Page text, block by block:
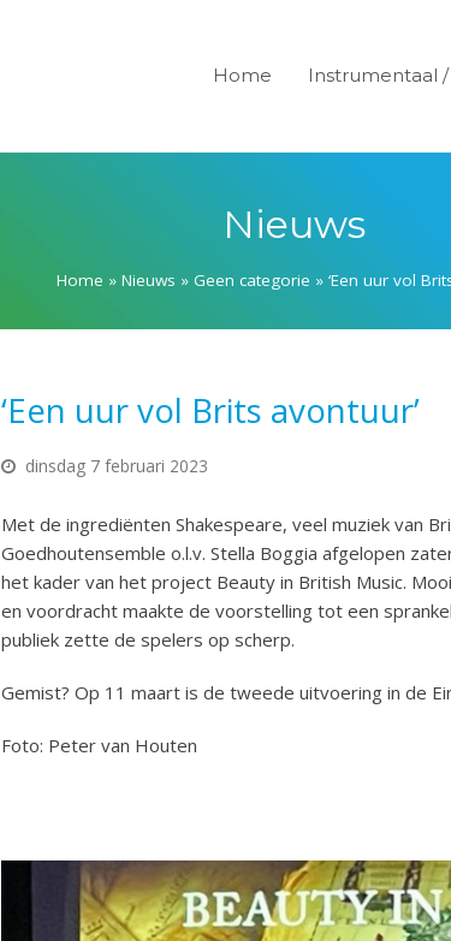
Home Instrumentaal /
Nieuws
Home » Nieuws » Geen categorie » ‘Een uur vol
‘Een uur vol Brits avontuur’
dinsdag 7 februari 2023
Met de ingrediënten Shakespeare, veel muziek van
Goedhoutensemble o.l.v. Stella Boggia afgelopen
het kader van het project Beauty in British Music.
en voordracht maakte de voorstelling tot een
publiek zette de spelers op scherp.
Gemist? Op 11 maart is de tweede uitvoering in de
Foto: Peter van Houten